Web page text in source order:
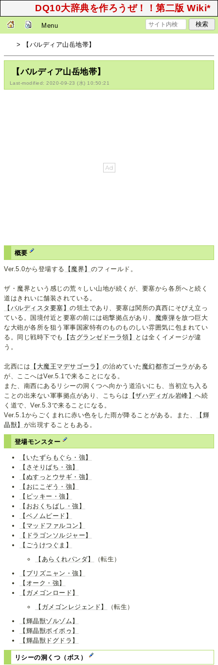
DQ10大辞典を作ろうぜ！！第二版 Wiki*
Menu
> 【バルディア山岳地帯】
【バルディア山岳地帯】
Last-modified: 2020-09-23 (水) 10:50:21
概要
Ver.5.0から登場する 【魔界】 のフィールド。
ザ・魔界という感じの荒々しい山地が続くが、要塞から各所へと続く
道はきれいに舗装されている。
【バルディスタ要塞】の領土であり、要塞は関所の真西にそびえ立っ
ている。国境付近と要塞の前には砲撃拠点があり、 魔瘴弾を放つ巨大
な大砲が各所を狙う軍事国家特有のものものしい雰囲気に包まれてい
る。同じ戦時下でも
【古グランゼドーラ領】
とは全くイメージが違
う。
北西には 【大魔王マデサゴーラ】 の治めていた 魔幻都市ゴーラ がある
が、ここへはVer.5.1で来ることになる。
また、南西にあるリシーの洞くつへ向かう道沿いにも、当初立ち入る
ことの出来ない軍事拠点があり、こちらは
【ザハディガル岩峰】へ続
く道で、Ver.5.3で来ることになる。
Ver.5.1からごくまれに赤い色をした雨が降ることがある。また、
【輝
晶獣】 が出現することもある。
登場モンスター
【いたずらもぐら・強】
【さそりばち・強】
【ぬすっとウサギ・強】
【おにこぞう・強】
【ピッキー・強】
【おおくちばし・強】
【ベノムピード】
【マッドファルコン】
【ドラゴンソルジャー】
【ごうけつぐま】
【あらくれパンダ】
（転生）
【プリズニャン・強】
【オーク・強】
【ガメゴンロード】
【ガメゴンレジェンド】
（転生）
【輝晶獣ゾルゾム】
【輝晶獣ボイボゥ】
【輝晶獣ドグドラ】
リシーの洞くつ（ボス）